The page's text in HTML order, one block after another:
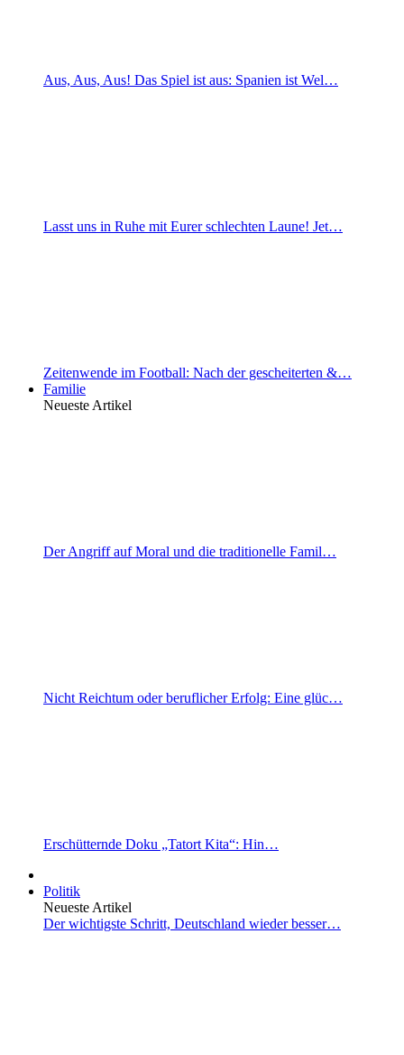
Aus, Aus, Aus! Das Spiel ist aus: Spanien ist Wel…
Lasst uns in Ruhe mit Eurer schlechten Laune! Jet…
Zeitenwende im Football: Nach der gescheiterten &…
Familie
Neueste Artikel
Der Angriff auf Moral und die traditionelle Famil…
Nicht Reichtum oder beruflicher Erfolg: Eine glüc…
Erschütternde Doku „Tatort Kita“: Hin…
Politik
Neueste Artikel
Der wichtigste Schritt, Deutschland wieder besser…